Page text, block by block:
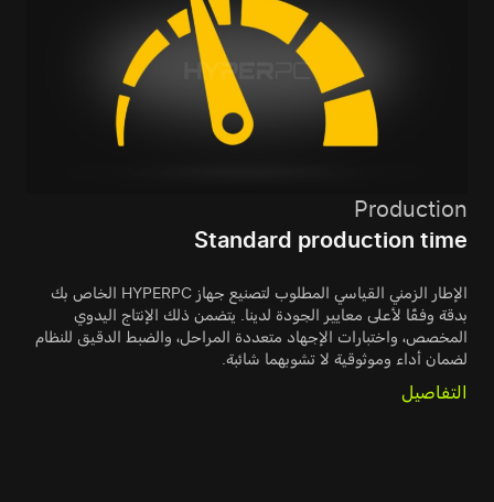
Production
Standard production time
الإطار الزمني القياسي المطلوب لتصنيع جهاز HYPERPC الخاص بك
بدقة وفقًا لأعلى معايير الجودة لدينا. يتضمن ذلك الإنتاج اليدوي
المخصص، واختبارات الإجهاد متعددة المراحل، والضبط الدقيق للنظام
لضمان أداء وموثوقية لا تشوبهما شائبة.
التفاصيل